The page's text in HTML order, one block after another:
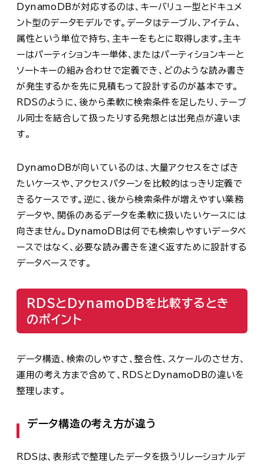
DynamoDBが対応するのは、キーバリュー型とドキュメ
ント型のデータモデルです。データはテーブル、アイテム、
属性という単位で持ち、主キーをもとに取得します。主キ
ーはパーティションキー単体、またはパーティションキーと
ソートキーの組み合わせで定義でき、どのような読み書き
が発生するかを先に見積もって設計するのが基本です。
RDSのように、後から柔軟に検索条件を足したり、テーブ
ル同士を結合して扱ったりする発想とは出発点が違いま
す。
DynamoDBが向いているのは、大量アクセスをさばき
たいケースや、アクセスパターンを比較的はっきり定義で
きるケースです。逆に、後から検索条件が増えやすい業務
データや、関係のあるデータを柔軟に扱いたいケースには
向きません。DynamoDBは何でも検索しやすいデータベ
ースではなく、必要な読み書きを速く返すために設計する
データベースです。
RDSとDynamoDBを比較するとき
のポイント
データ構造、検索のしやすさ、整合性、スケールのさせ方、
運用の考え方まで含めて、RDSとDynamoDBの違いを
整理します。
データ構造の考え方が違う
RDSは、表形式で整理したデータを扱うリレーショナルデ